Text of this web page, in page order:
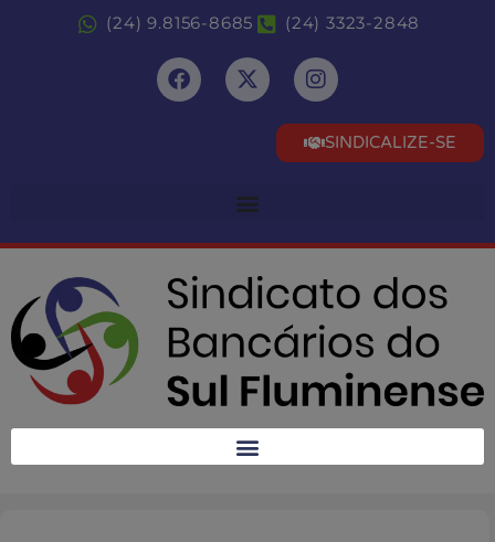
(24) 9.8156-8685 (24) 3323-2848
SINDICALIZE-SE